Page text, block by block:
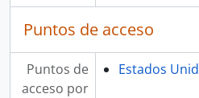
Puntos de acceso
Puntos de
acceso por
Estados